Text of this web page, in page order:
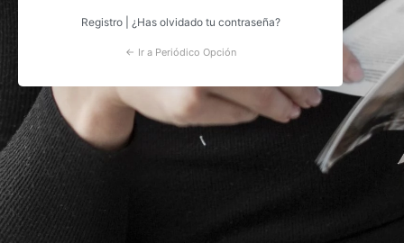
Registro| ¿Has olvidado tu contraseña?
← Ir a Periódico Opción